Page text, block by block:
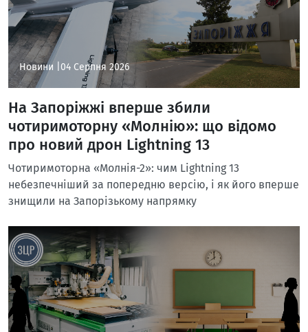
Новини | 04 Серпня 2026
На Запоріжжі вперше збили
чотиримоторну «Молнію»: що відомо
про новий дрон Lightning 13
Чотиримоторна «Молнія-2»: чим Lightning 13
небезпечніший за попередню версію, і як його вперше
знищили на Запорізькому напрямку